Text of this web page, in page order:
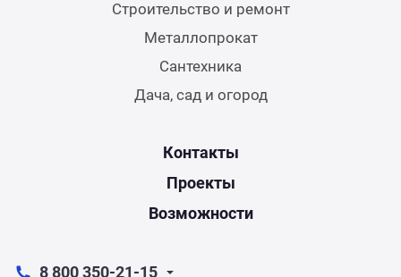
Строительство и ремонт
Металлопрокат
Сантехника
Дача, сад и огород
Контакты
Проекты
Возможности
8 800 350-21-15